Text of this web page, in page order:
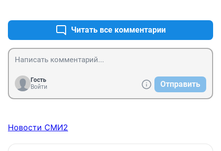
Читать все комментарии
Гость
Войти
Отправить
Новости СМИ2